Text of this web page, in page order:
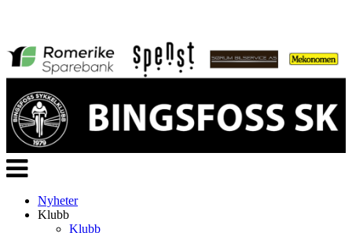
Veksle
navigasjon
Nyheter
Klubb
Klubb